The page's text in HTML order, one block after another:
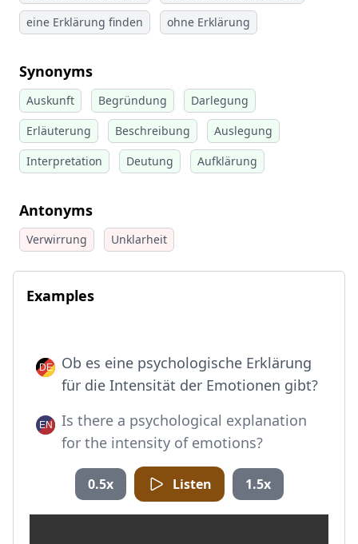
eine Erklärung finden
ohne Erklärung
Synonyms
Auskunft Begründung
Darlegung
Erläuterung
Beschreibung
Auslegung
Interpretation
Deutung Aufklärung
Antonyms
Verwirrung Unklarheit
Examples
Ob es eine psychologische Erklärung
für die Intensität der Emotionen gibt?
Is there a psychological explanation
for the intensity of emotions?
0.5x Listen 1.5x